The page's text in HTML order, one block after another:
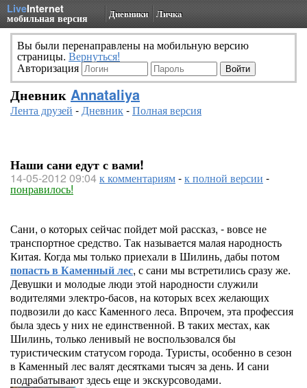
LiveInternet
мобильная версия Дневники Личка
Вы были перенаправлены на мобильную версию
страницы. Вернуться!
Авторизация
Дневник Annataliya
Лента друзей -Дневник-Полная версия
Наши сани едут с вами!
14-05-2012 09:04к комментариям-к полной версии -
понравилось!
Сани, о которых сейчас пойдет мой рассказ, - вовсе не
транспортное средство. Так называется малая народность
Китая. Когда мы только приехали в Шилинь, дабы потом
попасть в Каменный лес, с сани мы встретились сразу же.
Девушки и молодые люди этой народности служили
водителями электро-басов, на которых всех желающих
подвозили до касс Каменного леса. Впрочем, эта профессия
была здесь у них не единственной. В таких местах, как
Шилинь, только ленивый не воспользовался бы
туристическим статусом города. Туристы, особенно в сезон
в Каменный лес валят десятками тысяч за день. И сани
подрабатывают здесь еще и экскурсоводами.